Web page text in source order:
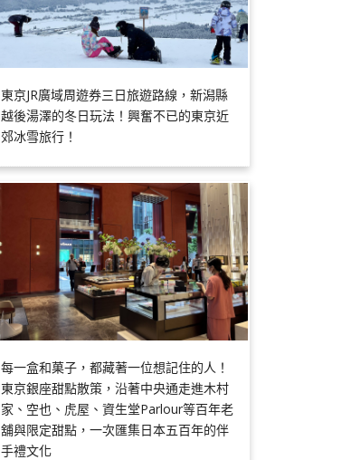
東京JR廣域周遊券三日旅遊路線，新潟縣
越後湯澤的冬日玩法！興奮不已的東京近
郊冰雪旅行！
每一盒和菓子，都藏著一位想記住的人！
東京銀座甜點散策，沿著中央通走進木村
家、空也、虎屋、資生堂Parlour等百年老
舖與限定甜點，一次匯集日本五百年的伴
手禮文化